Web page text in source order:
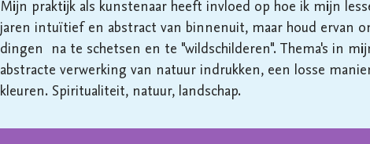
Mijn praktijk als kunstenaar heeft invloed op hoe ik mijn
jaren intuïtief en abstract van binnenuit, maar houd ervan
dingen  na te schetsen en te "wildschilderen". Thema's in
abstracte verwerking van natuur indrukken, een losse
kleuren. Spiritualiteit, natuur, landschap.